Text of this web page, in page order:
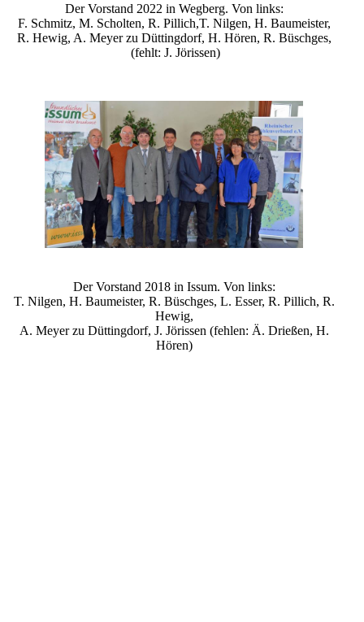
Der Vorstand 2022 in Wegberg. Von links:
F. Schmitz, M. Scholten, R. Pillich,T. Nilgen, H. Baumeister,
R. Hewig, A. Meyer zu Düttingdorf, H. Hören, R. Büschges,
(fehlt: J. Jörissen)
Der Vorstand 2018 in Issum. Von links:
T. Nilgen, H. Baumeister, R. Büschges, L. Esser, R. Pillich, R.
Hewig,
A. Meyer zu Düttingdorf, J. Jörissen (fehlen: Ä. Drießen, H.
Hören)